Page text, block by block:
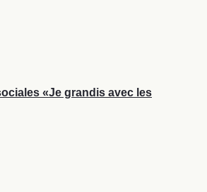
«Je grandis avec les